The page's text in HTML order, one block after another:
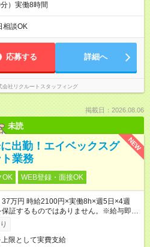
）実働8時間
談OK
応募する 詳細へ
会社リクルートスタッフィング
掲載日：2026.08.06
未読
NEW
出勤！エイベックスグ
業務
OK WEB登録・面接OK
万円 時給2100円×実働8h×週5日×4週
証するものではありません。※給与即受
用条件有）
限として実費支給